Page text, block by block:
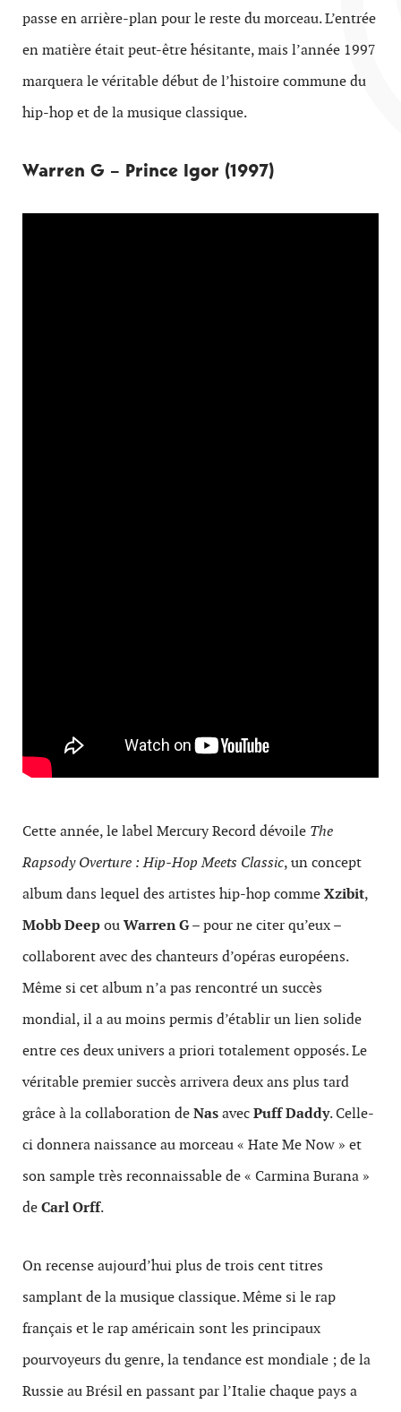
passe en arrière-plan pour le reste du morceau. L’entrée
en matière était peut-être hésitante, mais l’année 1997
marquera le véritable début de l’histoire commune du
hip-hop et de la musique classique.
Warren G – Prince Igor (1997)
Cette année, le label Mercury Record dévoile The
Rapsody Overture : Hip-Hop Meets Classic, un concept
album dans lequel des artistes hip-hop commeXzibit,
Mobb DeepouWarren G– pour ne citer qu’eux –
collaborent avec des chanteurs d’opéras européens.
Même si cet album n’a pas rencontré un succès
mondial, il a au moins permis d’établir un lien solide
entre ces deux univers a priori totalement opposés. Le
véritable premier succès arrivera deux ans plus tard
grâce à la collaboration deNasavecPuff Daddy. Celle-
ci donnera naissance au morceau « Hate Me Now » et
son sample très reconnaissable de « Carmina Burana »
deCarl Orff.
On recense aujourd’hui plus de trois cent titres
samplant de la musique classique. Même si le rap
français et le rap américain sont les principaux
pourvoyeurs du genre, la tendance est mondiale ; de la
Russie au Brésil en passant par l’Italie chaque pays a